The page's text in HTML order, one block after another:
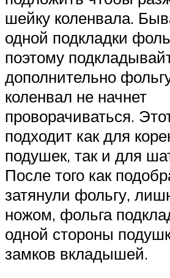
шейку коленвала.
одной подкладки
поэтому
дополнительно
коленвал не начнет
проворачиваться.
подходит как для
подушек, так и для
После того как
затянули фольгу,
ножом, фольга
одной стороны
замков вкладышей.